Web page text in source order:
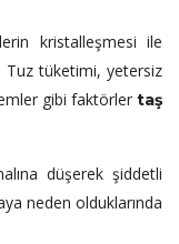
kristalleşmesi ile
. Tuz tüketimi, yetersiz
gibi faktörler taş
düşerek şiddetli
neden olduklarında